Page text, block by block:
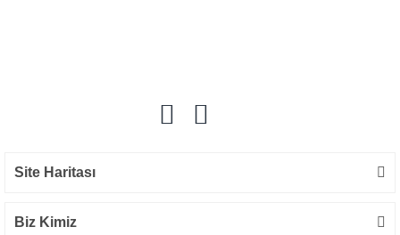
Site Haritası
Biz Kimiz